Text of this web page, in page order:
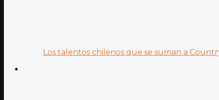
Los talentos chilenos que se suman a